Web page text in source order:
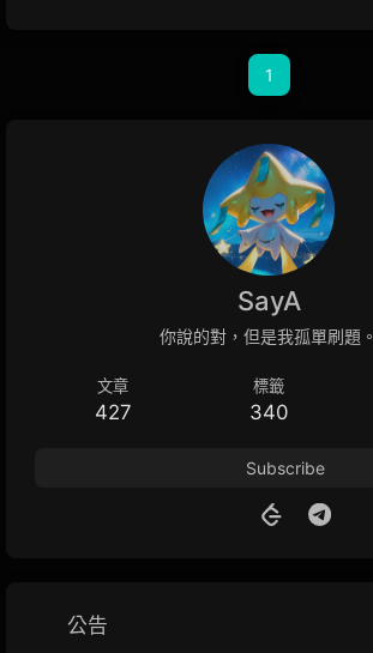
1
SayA
你說的對，但是我孤單刷題。
文章
427
標籤
340
Subscribe
公告